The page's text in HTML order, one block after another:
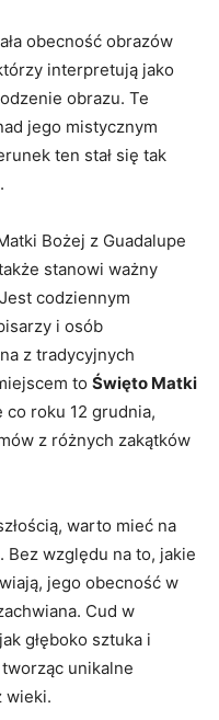
obecność obrazów
interpretują jako
obrazu. Te
jego mistycznym
ten ​stał‌ się tak
Bożej z Guadalupe
stanowi ważny⁣
codziennym
i​ osób
​z tradycyjnych
to Święto Matki
co roku 12 grudnia,
z⁤ różnych ⁣zakątków
warto mieć‌ na
Bez względu na to, ‍jakie
jego obecność w
Cud w
głęboko sztuka i‌
unikalne
wieki.